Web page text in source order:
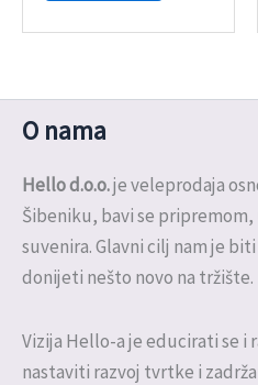
O nama
Hello d.o.o.je veleprodaja
Šibeniku, bavi se
suvenira. Glavni cilj nam je
donijeti nešto novo na tržište.
Vizija Hello-a je educirati se i
nastaviti razvoj tvrtke i